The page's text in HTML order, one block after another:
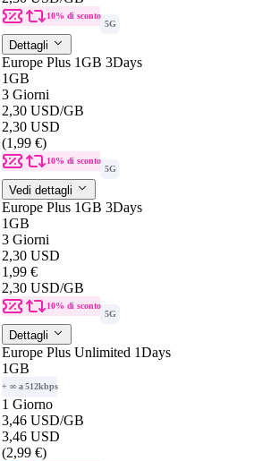
10% di sconto
5G
Dettagli
Europe Plus 1GB 3Days
1GB
3 Giorni
2,30 USD/GB
2,30 USD
(1,99 €)
10% di sconto
5G
Vedi dettagli
Europe Plus 1GB 3Days
1GB
3 Giorni
2,30 USD
1,99 €
2,30 USD/GB
10% di sconto
5G
Dettagli
Europe Plus Unlimited 1Days
1GB
+ ∞ a 512kbps
1 Giorno
3,46 USD/GB
3,46 USD
(2,99 €)